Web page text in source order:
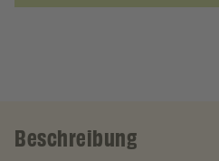
Beschreibung